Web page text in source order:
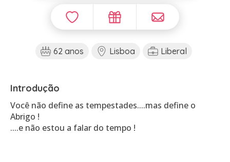
62 anos Lisboa Liberal
Introdução
Você não define as tempestades....mas define o
Abrigo !
....e não estou a falar do tempo !